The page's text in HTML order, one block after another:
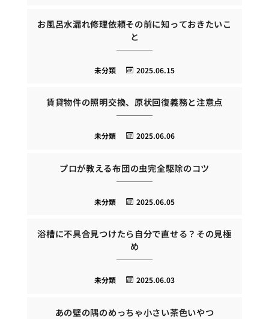
お風呂水漏れ修理依頼その前に知っておきたいこ
と
2025.06.15
未分類
賃貸物件の照明交換、原状回復義務と注意点
2025.06.06
未分類
プロが教える布団の虫完全駆除のコツ
2025.06.05
未分類
浴槽に不具合見つけたら自分で直せる？その見極
め
2025.06.03
未分類
あの壁の隅のめっちゃ小さい茶色いやつ